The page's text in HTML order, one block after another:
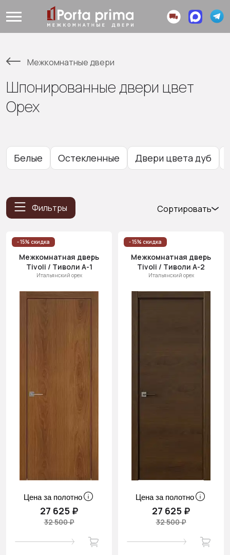
Межкомнатные двери
Шпонированные двери цвет
Орех
Белые Остекленные Двери цвета дуб
Фильтры
Сортировать
Цена
(возр.)
Цена (убыв.)
новинки
- 15% скидка
Межкомнатная дверь
Tivoli / Тиволи А-1
Итальянский орех
Цена за полотно
27 625 ₽
32 500 ₽
- 15% скидка
Межкомнатная дверь
Tivoli / Тиволи А-2
Итальянский орех
Цена за полотно
27 625 ₽
32 500 ₽